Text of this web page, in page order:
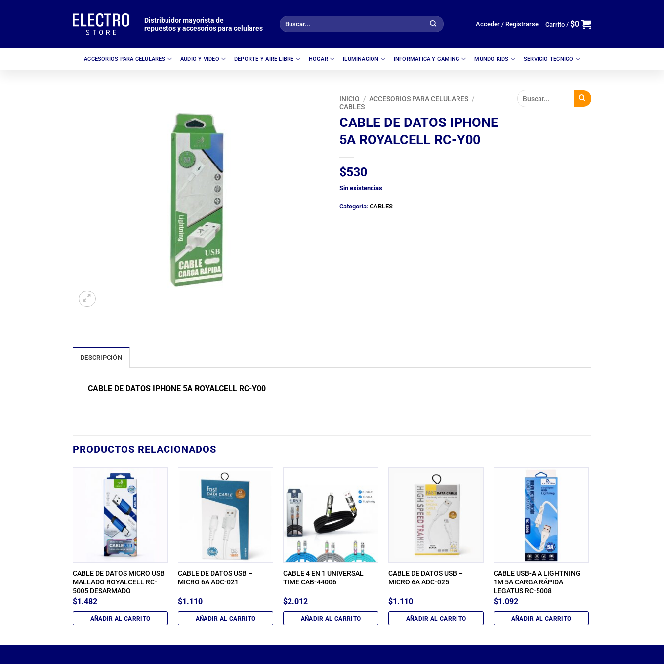
Distribuidor mayorista de
repuestos y accesorios para celulares
Buscar
por:
Acceder / Registrarse Carrito / $0
ACCESORIOS PARA CELULARES AUDIO Y VIDEO DEPORTE Y AIRE LIBRE HOGAR ILUMINACION INFORMATICA Y GAMING MUNDO KIDS SERVICIO TECNICO
INICIO / ACCESORIOS PARA CELULARES /
CABLES
CABLE DE DATOS IPHONE
5A ROYALCELL RC-Y00
$530
Sin existencias
Categoría: CABLES
DESCRIPCIÓN
CABLE DE DATOS IPHONE 5A ROYALCELL RC-Y00
PRODUCTOS RELACIONADOS
CABLE DE DATOS MICRO USB
MALLADO ROYALCELL RC-
5005 DESARMADO
$1.482
AÑADIR AL CARRITO
CABLE DE DATOS USB –
MICRO 6A ADC-021
$1.110
AÑADIR AL CARRITO
CABLE 4 EN 1 UNIVERSAL
TIME CAB-44006
$2.012
AÑADIR AL CARRITO
CABLE DE DATOS USB –
MICRO 6A ADC-025
$1.110
AÑADIR AL CARRITO
CABLE USB-A A LIGHTNING
1M 5A CARGA RÁPIDA
LEGATUS RC-5008
$1.092
AÑADIR AL CARRITO